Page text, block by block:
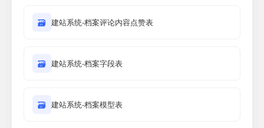
🗃 建站系统-档案评论内容点赞表
🗃 建站系统-档案字段表
🗃 建站系统-档案模型表